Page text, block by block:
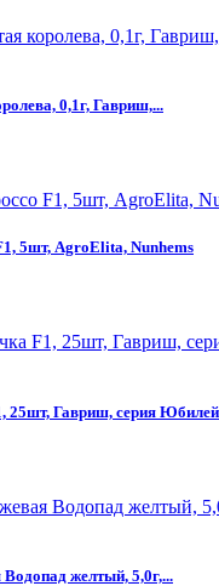
0,1г, Гавриш,...
5шт, AgroElita, Nunhems
25шт, Гавриш, серия
желтый, 5,0г,...